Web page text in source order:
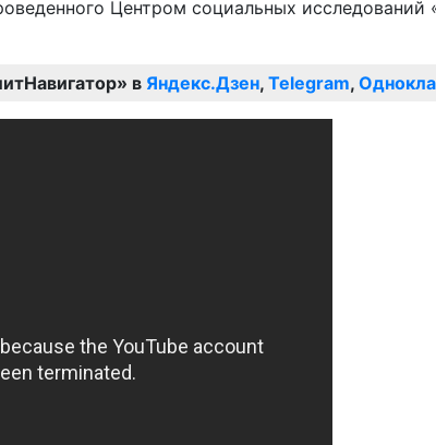
Центром социальных исследований
в Яндекс.Дзен, Telegram,